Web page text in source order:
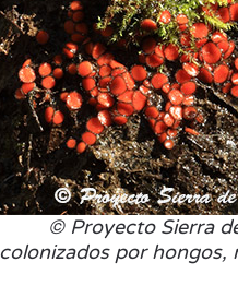
© Proyecto Sierra
por